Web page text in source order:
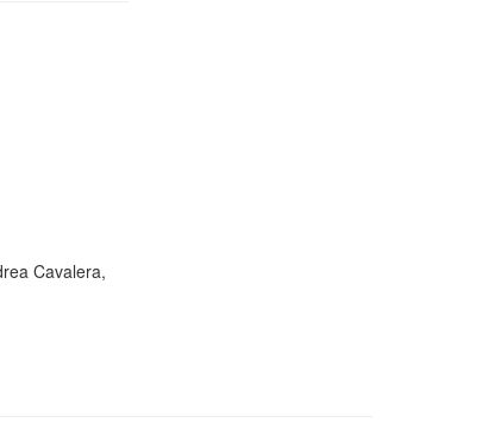
Cavalera,